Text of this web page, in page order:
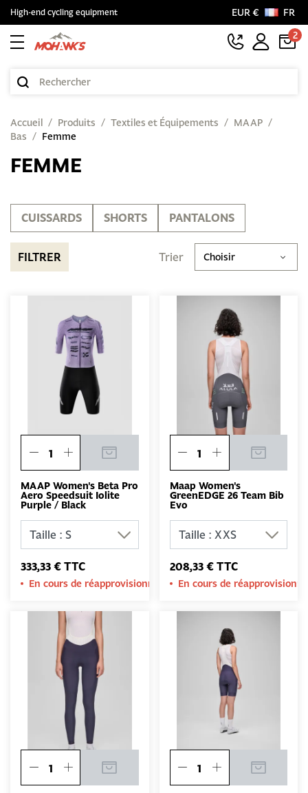
High-end cycling equipment EUR €
FR
2
Accueil Produits Textiles et Équipements
MAAP
Bas
Femme
FEMME
CUISSARDS SHORTS PANTALONS
FILTRER Trier Choisir
MAAP Women's Beta Pro
Aero Speedsuit Iolite
Purple / Black
333,33 € TTC
En cours de réapprovisionnement
Maap Women's
GreenEDGE 26 Team Bib
Evo
208,33 € TTC
En cours de